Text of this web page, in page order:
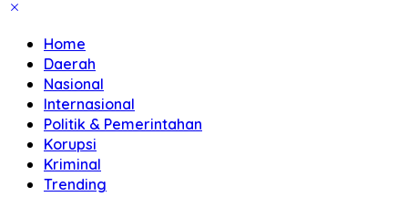
Home
Daerah
Nasional
Internasional
Politik & Pemerintahan
Korupsi
Kriminal
Trending